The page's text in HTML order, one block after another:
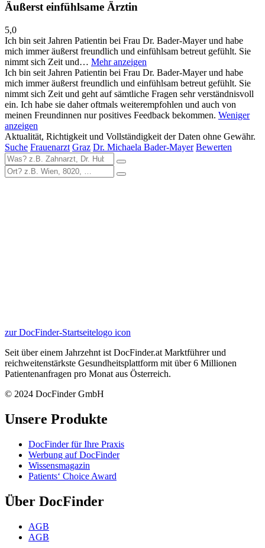
Äußerst einfühlsame Ärztin
5,0
Ich bin seit Jahren Patientin bei Frau Dr. Bader-Mayer und habe
mich immer äußerst freundlich und einfühlsam betreut gefühlt. Sie
nimmt sich Zeit und… Mehr anzeigen
Ich bin seit Jahren Patientin bei Frau Dr. Bader-Mayer und habe
mich immer äußerst freundlich und einfühlsam betreut gefühlt. Sie
nimmt sich Zeit und geht auf sämtliche Fragen sehr verständnisvoll
ein. Ich habe sie daher oftmals weiterempfohlen und auch von
meinen Freundinnen nur positives Feedback bekommen. Weniger
anzeigen
Aktualität, Richtigkeit und Vollständigkeit der Daten ohne Gewähr.
Suche Frauenarzt Graz Dr. Michaela Bader-Mayer Bewerten
zur DocFinder-Startseitelogo icon
Seit über einem Jahrzehnt ist DocFinder.at Marktführer und
reichweitenstärkste Gesundheitsplattform mit über 6 Millionen
Patientenanfragen pro Monat aus Österreich.
© 2024 DocFinder GmbH
Unsere Produkte
DocFinder für Ihre Praxis
Werbung auf DocFinder
Wissensmagazin
Patients‘ Choice Award
Über DocFinder
AGB
AGB